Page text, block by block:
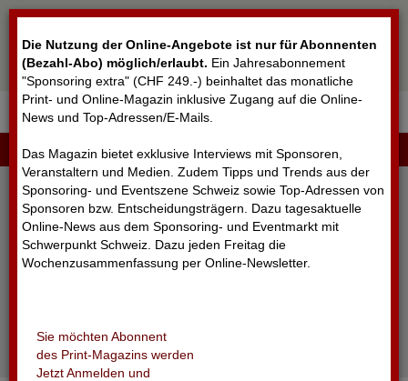
Die Nutzung der Online-Angebote ist nur für Abonnenten
(Bezahl-Abo) möglich/erlaubt. Ein Jahresabonnement
"Sponsoring extra" (CHF 249.-) beinhaltet das monatliche
Print- und Online-Magazin inklusive Zugang auf die Online-
News und Top-Adressen/E-Mails.
Das Magazin bietet exklusive Interviews mit Sponsoren,
Veranstaltern und Medien. Zudem Tipps und Trends aus der
Sponsoring- und Eventszene Schweiz sowie Top-Adressen von
Sponsoren bzw. Entscheidungsträgern. Dazu tagesaktuelle
Online-News aus dem Sponsoring- und Eventmarkt mit
Schwerpunkt Schweiz. Dazu jeden Freitag die
Wochenzusammenfassung per Online-Newsletter.
Sie möchten Abonnent
des Print-Magazins werden
Jetzt Anmelden und
LOGIN
Passwort vergessen?
Noch nicht registriert?
Cookie-Einstellungen